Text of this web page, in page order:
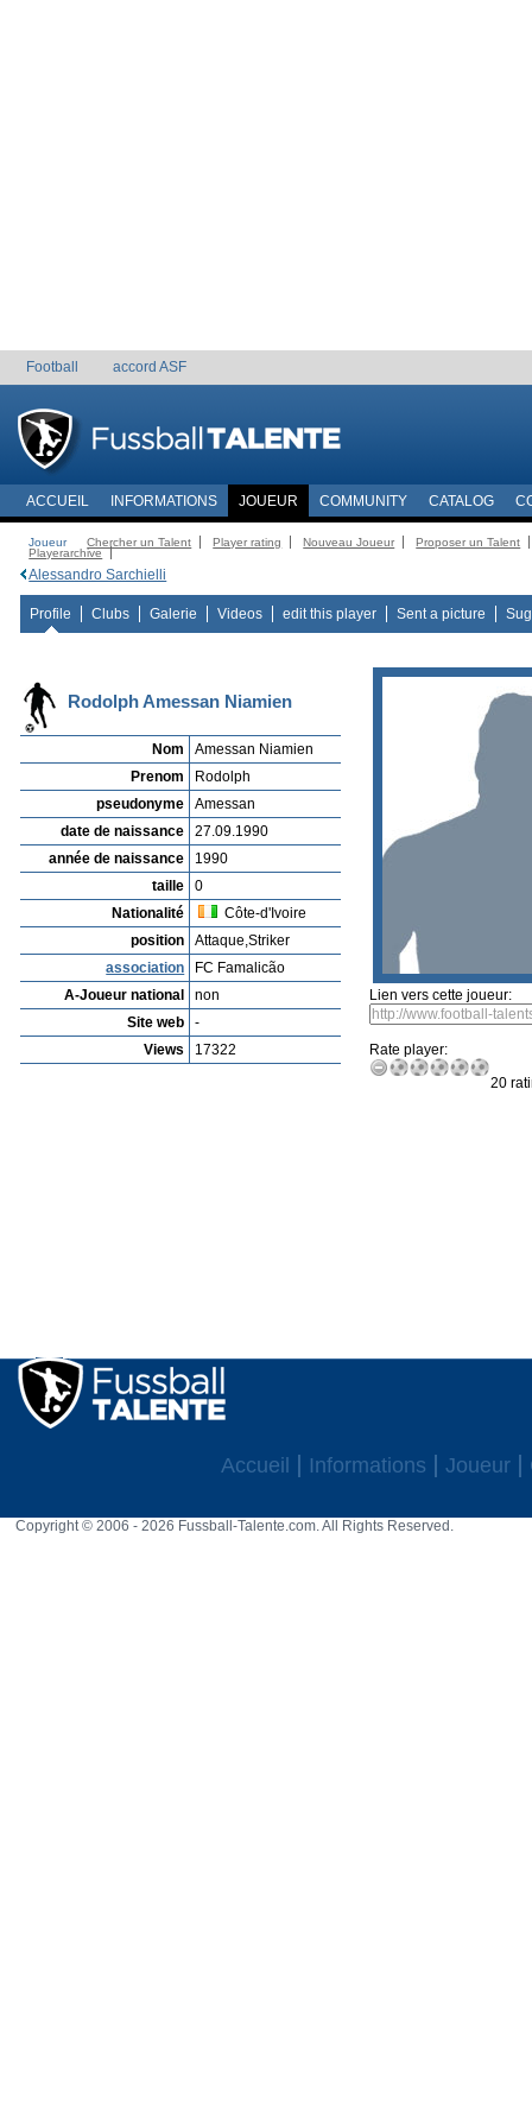
Football accord ASF
ACCUEIL INFORMATIONS JOUEUR COMMUNITY CATALOG
Joueur Chercher un Talent Player rating Nouveau Joueur
Proposer un Talent
Playerarchive
Alessandro Sarchielli
Profile Clubs Galerie Videos edit this player Sent a picture
Rodolph Amessan Niamien
Nom
Amessan Niamien
Prenom
Rodolph
pseudonyme
Amessan
date de naissance
27.09.1990
année de naissance
1990
taille
0
Nationalité
Côte-d'Ivoire
position
Attaque,Striker
association
FC Famalicão
A-Joueur national
non
Site web
-
Views
17322
Lien vers cette joueur:
Rate player:
20
Accueil Informations Joueur
Copyright © 2006 - 2026 Fussball-Talente.com. All Rights Reserved.